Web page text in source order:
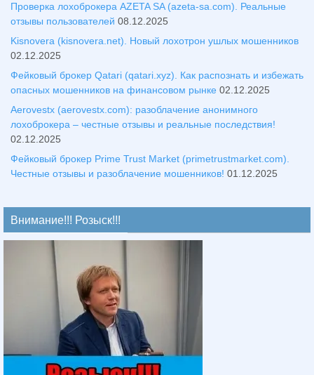
Проверка лохоброкера AZETA SA (azeta-sa.com). Реальные
отзывы пользователей 08.12.2025
Kisnovera (kisnovera.net). Новый лохотрон ушлых мошенников
02.12.2025
Фейковый брокер Qatari (qatari.xyz). Как распознать и избежать
опасных мошенников на финансовом рынке 02.12.2025
Aerovestx (aerovestx.com): разоблачение анонимного
лохоброкера – честные отзывы и реальные последствия!
02.12.2025
Фейковый брокер Prime Trust Market (primetrustmarket.com).
Честные отзывы и разоблачение мошенников! 01.12.2025
Внимание!!! Розыск!!!